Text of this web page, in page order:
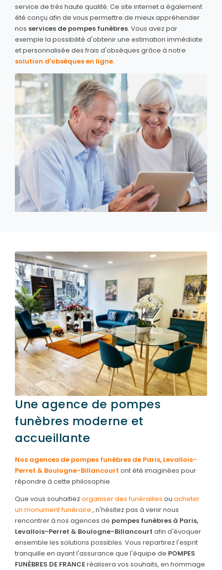
service de très haute qualité. Ce site internet a également
été conçu afin de vous permettre de mieux appréhender
nos services de pompes funèbres. Vous avez par
exemple la possibilité d'obtenir une estimation immédiate
et personnalisée des frais d'obsèques grâce à notre
solution d'obsèques en ligne.
Une agence de pompes
funèbres moderne et
accueillante
Nos agences de pompes funèbres de Paris, Levallois-
Perret & Boulogne-Billancourt ont été imaginées pour
répondre à cette philosophie.
Que vous souhaitiez organiser des funérailles ou acheter
un monument funéraire , n'hésitez pas à venir nous
rencontrer à nos agences de pompes funèbres à Paris,
Levallois-Perret & Boulogne-Billancourt afin d'évoquer
ensemble les solutions possibles. Vous repartirez l'esprit
tranquille en ayant l'assurance que l'équipe de POMPES
FUNÈBRES DE FRANCEréalisera vos souhaits, en hommage